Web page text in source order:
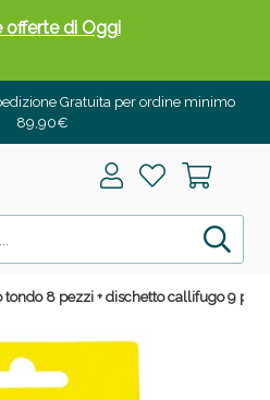
Gratuita per ordine minimo
89,90€
tondo 8 pezzi + dischetto callifugo 9
offerte di Oggi